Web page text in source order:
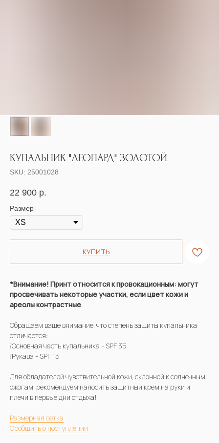
КУПАЛЬНИК "ЛЕОПАРД" ЗОЛОТОЙ
SKU: 25001028
22 900 р.
Размер
КУПИТЬ
*Внимание! Принт относится к провокационным: могут
просвечивать некоторые участки, если цвет кожи и
ареолы контрастные
Обращаем ваше внимание, что степень защиты купальника
отличается:
❕Основная часть купальника - SPF 35
❕Рукава - SPF 15
Для обладателей чувствительной кожи, склонной к солнечным
ожогам, рекомендуем наносить защитный крем на руки и
плечи в первые дни отдыха!
Размерная сетка
Сообщить о поступлении